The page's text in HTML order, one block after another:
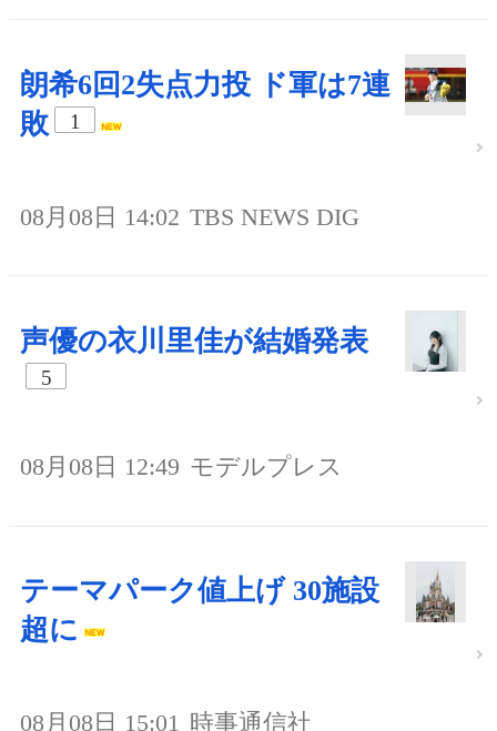
朗希6回2失点力投 ド軍は7連
敗
1
08月08日 14:02 TBS NEWS DIG
声優の衣川里佳が結婚発表
5
08月08日 12:49 モデルプレス
テーマパーク値上げ 30施設
超に
08月08日 15:01 時事通信社